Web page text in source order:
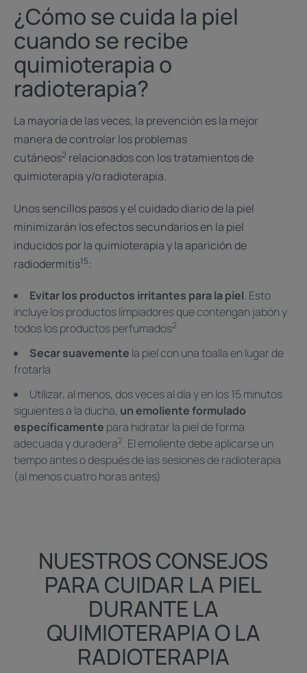
¿Cómo se cuida la piel
cuando se recibe
quimioterapia o
radioterapia?
La mayoría de las veces, la prevención es la mejor
manera de controlar los problemas
cutáneos2 relacionados con los tratamientos de
quimioterapia y/o radioterapia. ​
Unos sencillos pasos y el cuidado diario de la piel
minimizarán los efectos secundarios en la piel
inducidos por la quimioterapia y la aparición de
radiodermitis15:
Evitar los productos irritantes para la piel. Esto
incluye los productos limpiadores que contengan jabón y
todos los productos perfumados2
Secar suavemente la piel con una toalla en lugar de
frotarla
Utilizar, al menos, dos veces al día y en los 15 minutos
siguientes a la ducha, un emoliente formulado
específicamente para hidratar la piel de forma
adecuada y duradera2. El emoliente debe aplicarse un
tiempo antes o después de las sesiones de radioterapia
(al menos cuatro horas antes)
NUESTROS CONSEJOS
PARA CUIDAR LA PIEL
DURANTE LA
QUIMIOTERAPIA O LA
RADIOTERAPIA